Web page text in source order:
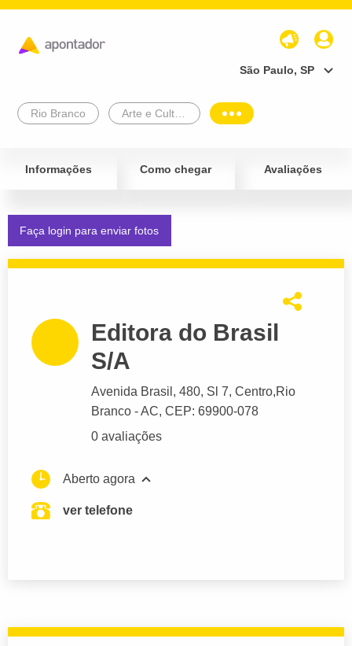
São Paulo, SP
Rio Branco
Informações Como chegar Avaliações
Faça login para enviar fotos
Editora do Brasil
S/A
Avenida Brasil , 480, Sl 7, Centro,Rio
Branco - AC, CEP: 69900-078
0 avaliações
Aberto agora
ver telefone